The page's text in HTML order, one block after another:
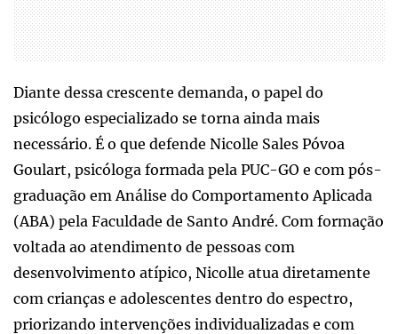
Diante dessa crescente demanda, o papel do
psicólogo especializado se torna ainda mais
necessário. É o que defende Nicolle Sales Póvoa
Goulart, psicóloga formada pela PUC-GO e com pós-
graduação em Análise do Comportamento Aplicada
(ABA) pela Faculdade de Santo André. Com formação
voltada ao atendimento de pessoas com
desenvolvimento atípico, Nicolle atua diretamente
com crianças e adolescentes dentro do espectro,
priorizando intervenções individualizadas e com